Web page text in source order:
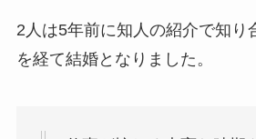
2人は5年前に知人の紹介で知り
を経て結婚となりました。